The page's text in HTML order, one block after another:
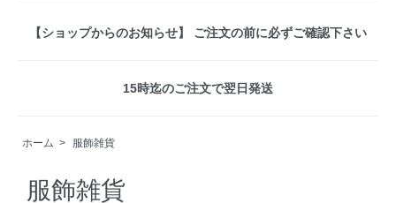
【ショップからのお知らせ】 ご注文の前に必ずご確認下さい
15時迄のご注文で翌日発送
ホーム > 服飾雑貨
服飾雑貨